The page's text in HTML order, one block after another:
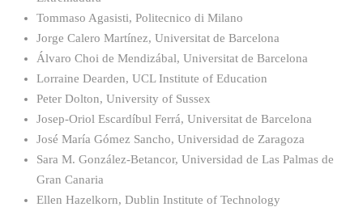
Tommaso Agasisti, Politecnico di Milano
Jorge Calero Martínez, Universitat de Barcelona
Álvaro Choi de Mendizábal, Universitat de Barcelona
Lorraine Dearden, UCL Institute of Education
Peter Dolton, University of Sussex
Josep-Oriol Escardíbul Ferrá, Universitat de Barcelona
José María Gómez Sancho, Universidad de Zaragoza
Sara M. González-Betancor, Universidad de Las Palmas de
Gran Canaria
Ellen Hazelkorn, Dublin Institute of Technology